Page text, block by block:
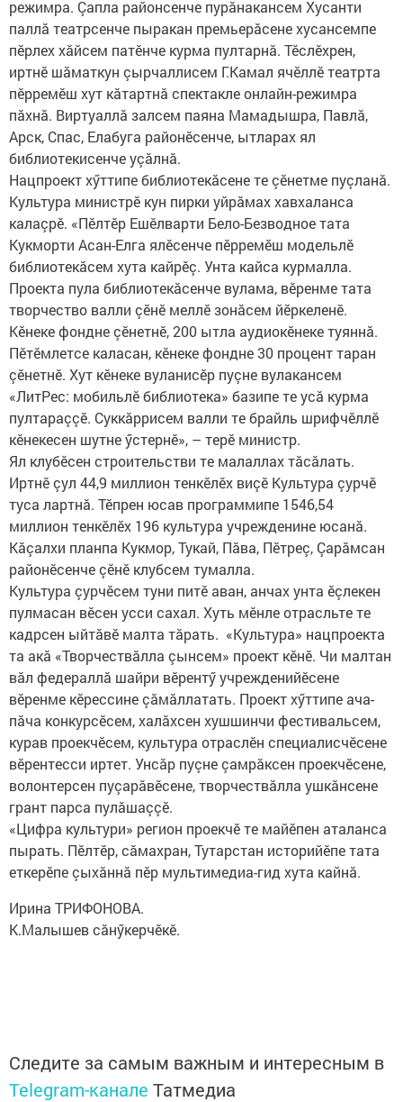
режимра. Çапла районсенче пурăнакансем Хусанти
паллă театрсенче пыракан премьерăсене хусансемпе
пӗрлех хăйсем патӗнче курма пултарнă. Тӗслӗхрен,
иртнӗ шăматкун çырчаллисем Г.Камал ячӗллӗ театрта
пӗрремӗш хут кăтартнă спектакле онлайн-режимра
пăхнă. Виртуаллă залсем паяна Мамадышра, Павлă,
Арск, Спас, Елабуга районӗсенче, ытларах ял
библиотекисенче уçăлнă. ​
Нацпроект хӳттипе библиотекăсене те çӗнетме пуçланă.
Культура министрӗ кун пирки уйрăмах хавхаланса
калаçрӗ. «Пӗлтӗр Ешӗлварти Бело-Безводное тата
Кукморти Асан-Елга ялӗсенче пӗрремӗш модельлӗ
библиотекăсем хута кайрӗç. Унта кайса курмалла.
Проекта пула библиотекăсенче вулама, вӗренме тата
творчество валли çӗнӗ меллӗ зонăсем йӗркеленӗ.
Кӗнеке фондне çӗнетнӗ, 200 ытла аудиокӗнеке туяннă.
Пӗтӗмлетсе каласан, кӗнеке фондне 30 процент таран
çӗнетнӗ. Хут кӗнеке вуланисӗр пуçне вулакансем
«ЛитРес: мобильлӗ библиотека» базипе те усă курма
пултараççӗ. Суккăррисем валли те брайль шрифчӗллӗ
кӗнекесен шутне ӳстернӗ», – терӗ министр. ​
Ял клубӗсен строительстви те малаллах тăсăлать.
Иртнӗ çул 44,9 миллион тенкӗлӗх виçӗ Культура çурчӗ
туса лартнă. Тӗпрен юсав программипе 1546,54
миллион тенкӗлӗх 196 культура учрежденине юсанă.
Кăçалхи планпа Кукмор, Тукай, Пăва, Пӗтреç, Çарăмсан
районӗсенче çӗнӗ клубсем тумалла.
Культура çурчӗсем туни питӗ аван, анчах унта ӗçлекен
пулмасан вӗсен усси сахал. Хуть мӗнле отрасльте те
кадрсен ыйтăвӗ малта тăрать.​ ​ «Культура» нацпроекта
та акă «Творчествăлла çынсем» проект кӗнӗ. Чи малтан
вăл федераллă шайри вӗрентӳ учрежденийӗсене
вӗренме кӗрессине çăмăллатать. Проект хӳттипе ача-
пăча конкурсӗсем, халăхсен хушшинчи фестивальсем,
курав проекчӗсем, культура отраслӗн специалисчӗсене
вӗрентесси иртет. Унсăр пуçне çамрăксен проекчӗсене,
волонтерсен пуçарăвӗсене, творчествăлла ушкăнсене
грант парса пулăшаççӗ. ​
«Цифра культури» регион проекчӗ те майӗпен аталанса
пырать. Пӗлтӗр, сăмахран, Тутарстан историйӗпе тата
еткерӗпе çыхăннă пӗр мультимедиа-гид хута кайнă.
Ирина ТРИФОНОВА.
К.Малышев сăнӳкерчӗкӗ.
Следите за самым важным и интересным в
Telegram-канале Татмедиа